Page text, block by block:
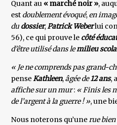
Quant au « marché noir »,
est doublement évoqué, en
dudossier,Patrick Weberlui
56), ce qui prouve le côté
d’être utilisé dans lemilieu
« Je ne comprends pas grand-
penseKathleen,âgée de12 ans,
affiche sur un mur: « Finis les
de l’argent à la guerre ! », une
Nous noterons qu’unerue